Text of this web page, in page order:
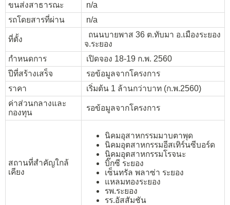
ขนส่งสาธารณะ
n/a
รถโดยสารที่ผ่าน
n/a
ที่ตั้ง
ถนนบายพาส 36 ต.ทับมา อ.เมืองระยอง
จ.ระยอง
กำหนดการ
เปิดจอง 18-19 ก.พ. 2560
ปีที่สร้างเสร็จ
รอข้อมูลจากโครงการ
ราคา
เริ่มต้น 1 ล้านกว่าบาท (ก.พ.2560)
ค่าส่วนกลางและ
กองทุน
รอข้อมูลจากโครงการ
สถานที่สำคัญใกล้
เคียง
นิคมอุสาหกรรมมาบตาพุด
นิคมอุตสาหกรรมอีสเทิร์นซีบอร์ด
นิคมอุตสาหกรรมโรจนะ
บิ๊กซี ระยอง
เซ็นทรัล พลาซ่า ระยอง
แหลมทองระยอง
รพ.ระยอง
รร.อัสสัมชัน